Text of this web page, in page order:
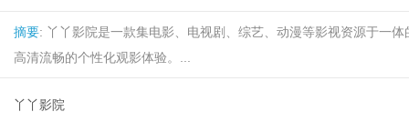
摘要: 丫丫影院是一款集电影、电视剧、综艺、动漫等影视资源于一
高清流畅的个性化观影体验。...
丫丫影院